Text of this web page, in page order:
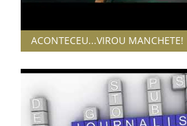
China mostra tuneladora capaz de perfurar e detonar ao mesmo tempo
3CLIMAS MANCHETE 0708
Juíza que quis 'lacrar' com Lula na Lava Jato é afastada do cargo por conluio com Moro e Dallagnol; vídeo
JUSTIÇA Jornalista Reinaldo Azevedo levanta suspeitas sobre atuação de Kassio Nunes Marques
Ceará inicia nova Operação Saturação Total de combate às organizações criminosas
ACONTECEU...VIROU MANCHETE!